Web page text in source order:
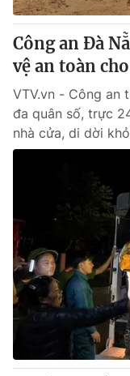
VTV4
VTV9
Liên hệ tòa soạn
THỜI BÁO VTV
Theo dõi báo trên
Cơ quan chủ quản:
Cơ quan báo chí:
Giấy phép hoạt
cấp ngày 29/12/2023
Công an Đà
vệ an toàn
VTV.vn - Công an
đa quân số, trực
nhà cửa, di dời